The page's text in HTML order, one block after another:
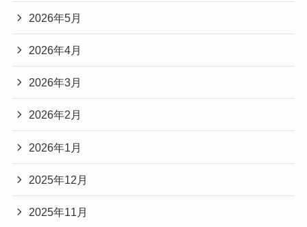
2026年5月
2026年4月
2026年3月
2026年2月
2026年1月
2025年12月
2025年11月